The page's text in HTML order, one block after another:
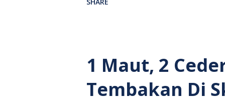
wanita terbabit sebelum
pihak. Video berkenaan kini
1 Maut, 2
Tembakan Di